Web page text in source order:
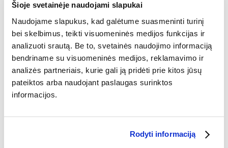
Šioje svetainėje naudojami slapukai
Naudojame slapukus, kad galėtume suasmeninti turinį
bei skelbimus, teikti visuomeninės medijos funkcijas ir
analizuoti srautą. Be to, svetainės naudojimo informaciją
bendriname su visuomeninės medijos, reklamavimo ir
analizės partneriais, kurie gali ją pridėti prie kitos jūsų
pateiktos arba naudojant paslaugas surinktos
informacijos.
Rodyti informaciją
arba trispalvė. Dažniausiai pasitaikanti didžiojo baseto
vendeno spalva yra juoda su baltais siūlais. Medžioklės
dialektuose skiriami tiesiog grand baset grifonai su kiškių,
barsukų, laukinių arba barsukų kailiu.
atsparumu ligoms ir nesudėtinga priežiūra. Jautriausia